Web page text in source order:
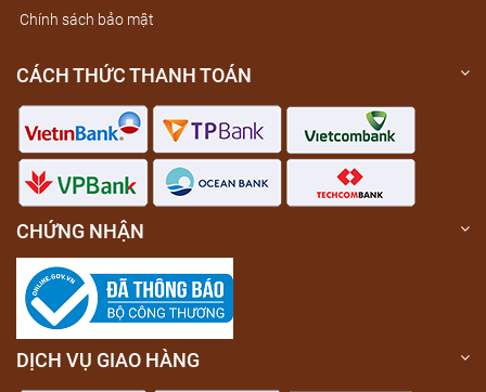
Chính sách bảo mật
CÁCH THỨC THANH TOÁN
CHỨNG NHẬN
DỊCH VỤ GIAO HÀNG